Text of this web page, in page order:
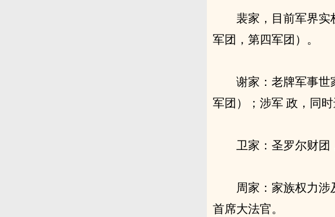
裴家，目前军界
军团，第四军团）。
谢家：老牌军事
军团）；涉军 政，同时
卫家：圣罗尔财团
周家：家族权力
首席大法官。